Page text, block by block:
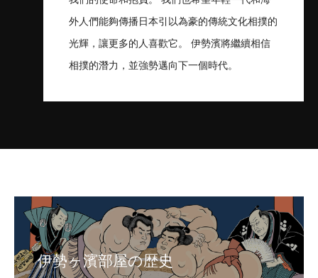
外人們能夠傳播日本引以為豪的傳統文化相撲的
光輝，讓更多的人喜歡它。 伊勢濱將繼續相信
相撲的潛力，並強勢邁向下一個時代。
伊勢ヶ濱部屋の歴史